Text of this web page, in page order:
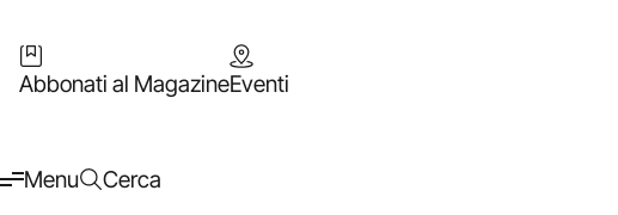
Abbonati al MagazineEventi
Menu Cerca